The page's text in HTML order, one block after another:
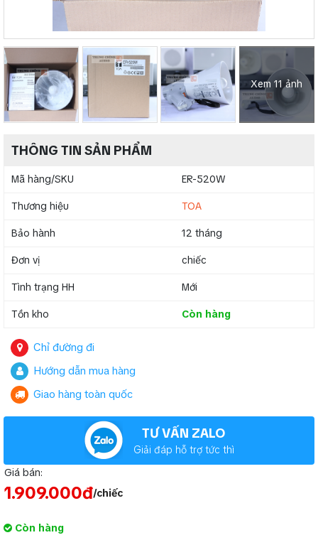
Xem 11 ảnh
THÔNG TIN SẢN PHẨM
Mã hàng/SKU ER-520W
Thương hiệu TOA
Bảo hành 12 tháng
Đơn vị chiếc
Tình trạng HH Mới
Tồn kho Còn hàng
Chỉ đường đi
Hướng dẫn mua hàng
Giao hàng toàn quốc
TƯ VẤN ZALO
Giải đáp hỗ trợ tức thì
Giá bán:
1.909.000đ/chiếc
Còn hàng